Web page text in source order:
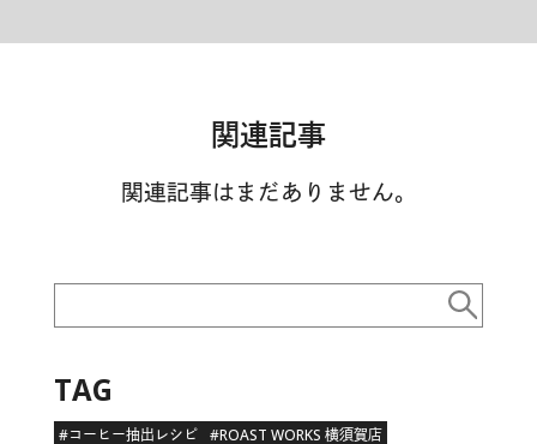
関連記事
関連記事はまだありません。
TAG
#コーヒー抽出レシピ #ROAST WORKS 横須賀店